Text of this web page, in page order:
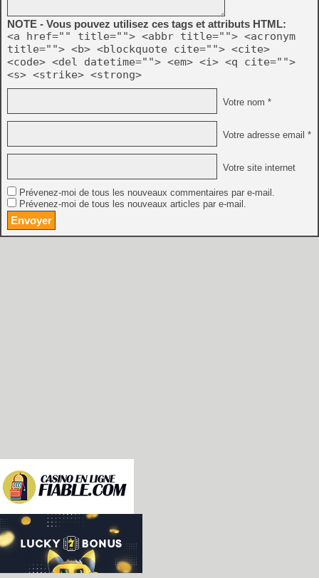
NOTE - Vous pouvez utilisez ces tags et attributs HTML:
<a href="" title=""> <abbr title=""> <acronym
title=""> <b> <blockquote cite=""> <cite>
<code> <del datetime=""> <em> <i> <q cite="">
<s> <strike> <strong>
Votre nom *
Votre adresse email *
Votre site internet
Prévenez-moi de tous les nouveaux commentaires par e-mail.
Prévenez-moi de tous les nouveaux articles par e-mail.